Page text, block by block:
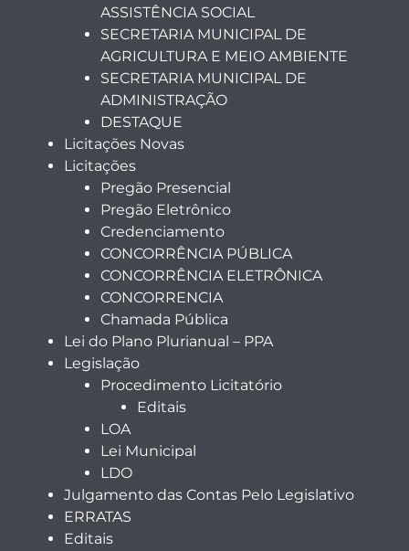
ASSISTÊNCIA SOCIAL
SECRETARIA MUNICIPAL DE
AGRICULTURA E MEIO AMBIENTE
SECRETARIA MUNICIPAL DE
ADMINISTRAÇÃO
DESTAQUE
Licitações Novas
Licitações
Pregão Presencial
Pregão Eletrônico
Credenciamento
CONCORRÊNCIA PÚBLICA
CONCORRÊNCIA ELETRÔNICA
CONCORRENCIA
Chamada Pública
Lei do Plano Plurianual – PPA
Legislação
Procedimento Licitatório
Editais
LOA
Lei Municipal
LDO
Julgamento das Contas Pelo Legislativo
ERRATAS
Editais